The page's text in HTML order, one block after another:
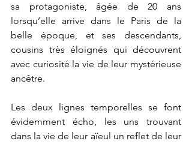
sa protagoniste, âgée de 20 ans
lorsqu’elle arrive dans le Paris de la
belle époque, et ses descendants,
cousins très éloignés qui découvrent
avec curiosité la vie de leur mystérieuse
ancêtre.
Les deux lignes temporelles se font
évidemment écho, les uns trouvant
dans la vie de leur aïeul un reflet de leur